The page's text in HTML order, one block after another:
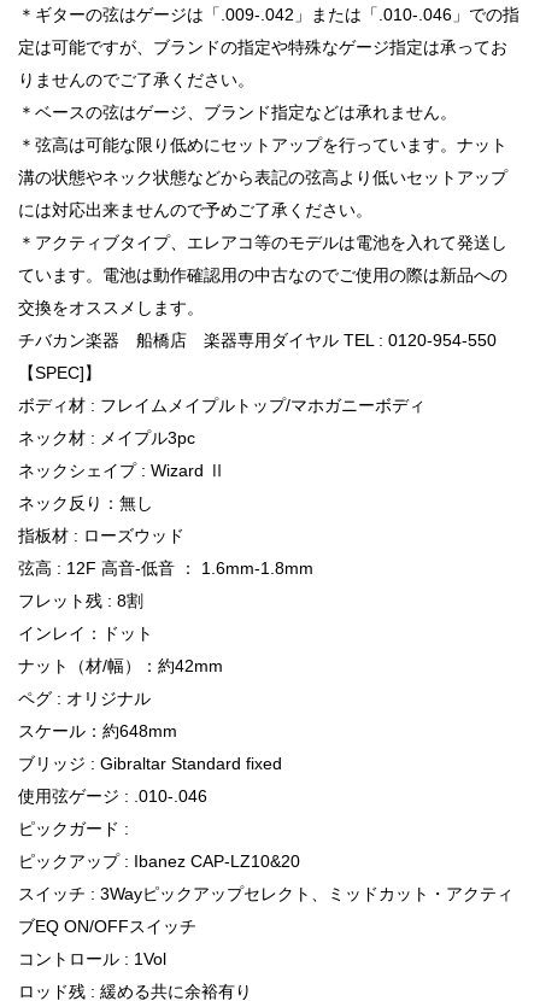
＊ギターの弦はゲージは「.009-.042」または「.010-.046」での指
定は可能ですが、ブランドの指定や特殊なゲージ指定は承ってお
りませんのでご了承ください。
＊ベースの弦はゲージ、ブランド指定などは承れません。
＊弦高は可能な限り低めにセットアップを行っています。ナット
溝の状態やネック状態などから表記の弦高より低いセットアップ
には対応出来ませんので予めご了承ください。
＊アクティブタイプ、エレアコ等のモデルは電池を入れて発送し
ています。電池は動作確認用の中古なのでご使用の際は新品への
交換をオススメします。
チバカン楽器 船橋店 楽器専用ダイヤル TEL : 0120-954-550
【SPEC]】
ボディ材 : フレイムメイプルトップ/マホガニーボディ
ネック材 : メイプル3pc
ネックシェイプ : Wizard Ⅱ
ネック反り：無し
指板材 : ローズウッド
弦高 : 12F 高音-低音 ： 1.6mm-1.8mm
フレット残 : 8割
インレイ：ドット
ナット（材/幅）：約42mm
ペグ : オリジナル
スケール：約648mm
ブリッジ : Gibraltar Standard fixed
使用弦ゲージ : .010-.046
ピックガード :
ピックアップ : Ibanez CAP-LZ10&20
スイッチ : 3Wayピックアップセレクト、ミッドカット・アクティ
ブEQ ON/OFFスイッチ
コントロール : 1Vol
ロッド残 : 緩める共に余裕有り